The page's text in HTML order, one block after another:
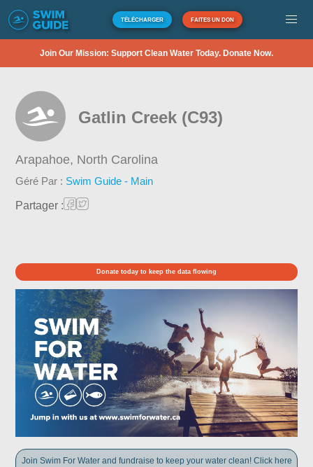
TÉLÉCHARGER FAITES UN DON
Join Our Mission: Support Clean Water Today. Donate Now.
Gatlin Creek (C93)
Arapahoe, North Carolina
Géré Par : Swim Guide - Main
Partager :
Donate today to keep the data flowing
Join Swim For Water and fundraise to keep your water clean! Click here